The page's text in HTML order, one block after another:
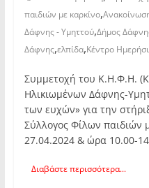
παιδιών με καρκίνο,
Δάφνης - Υμηττού,Δήμος
Δάφνης,ελπίδα,Κέντρο
Συμμετοχή του Κ.Η.Φ.Η.
Ηλικιωμένων Δάφνης-
των ευχών» για την
Σύλλογος Φίλων παιδιών
27.04.2024 & ώρα 10.00-
Διαβάστε περισσότερα...